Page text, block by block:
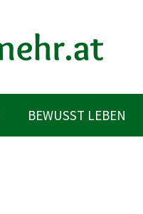
BEWUSST LEBEN